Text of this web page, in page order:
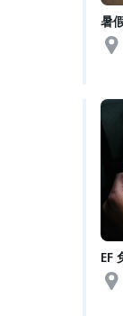
暑
EF